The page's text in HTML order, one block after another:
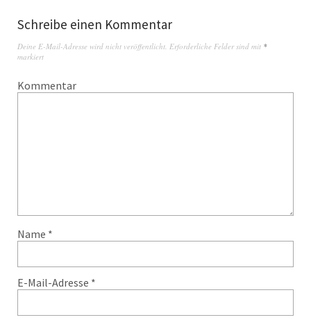
Schreibe einen Kommentar
Deine E-Mail-Adresse wird nicht veröffentlicht. Erforderliche Felder sind mit *
markiert
Kommentar
Name *
E-Mail-Adresse *